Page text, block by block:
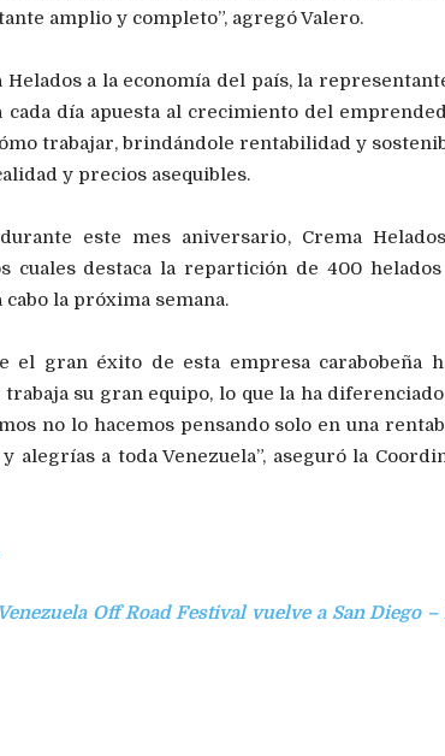
amplio y completo”, agregó Valero.
a la economía del país, la
día apuesta al crecimiento del
trabajar, brindándole rentabilidad y
y precios asequibles.
este mes aniversario, Crema
cuales destaca la repartición de 400
la próxima semana.
el gran éxito de esta empresa carabobeña
su gran equipo, lo que la ha
no lo hacemos pensando solo en una
alegrías a toda Venezuela”, aseguró la
Off Road Festival vuelve a San Diego –